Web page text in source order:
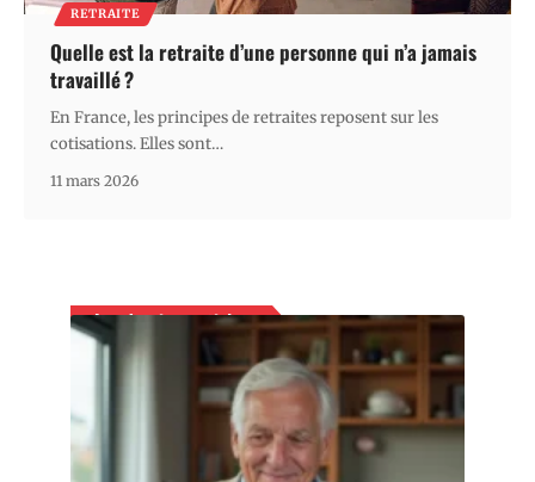
RETRAITE
Quelle est la retraite d’une personne qui n’a jamais
travaillé ?
En France, les principes de retraites reposent sur les
cotisations. Elles sont…
11 mars 2026
Les derniers articles